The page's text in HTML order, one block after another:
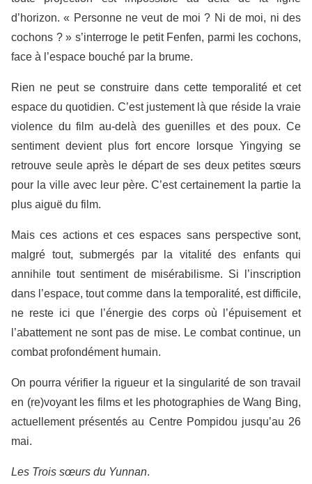
d’horizon. « Personne ne veut de moi ? Ni de moi, ni des
cochons ? » s’interroge le petit Fenfen, parmi les cochons,
face à l’espace bouché par la brume.
Rien ne peut se construire dans cette temporalité et cet
espace du quotidien. C’est justement là que réside la vraie
violence du film au-delà des guenilles et des poux. Ce
sentiment devient plus fort encore lorsque Yingying se
retrouve seule après le départ de ses deux petites sœurs
pour la ville avec leur père. C’est certainement la partie la
plus aiguë du film.
Mais ces actions et ces espaces sans perspective sont,
malgré tout, submergés par la vitalité des enfants qui
annihile tout sentiment de misérabilisme. Si l’inscription
dans l’espace, tout comme dans la temporalité, est difficile,
ne reste ici que l’énergie des corps où l’épuisement et
l’abattement ne sont pas de mise. Le combat continue, un
combat profondément humain.
On pourra vérifier la rigueur et la singularité de son travail
en (re)voyant les films et les photographies de Wang Bing,
actuellement présentés au Centre Pompidou jusqu’au 26
mai.
Les Trois sœurs du Yunnan.